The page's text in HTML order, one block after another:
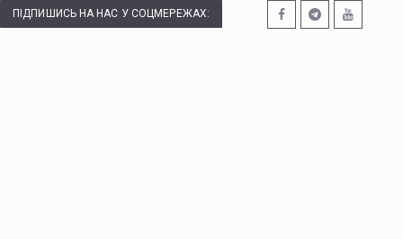
ПІДПИШИСЬ НА НАС У СОЦМЕРЕЖАХ: